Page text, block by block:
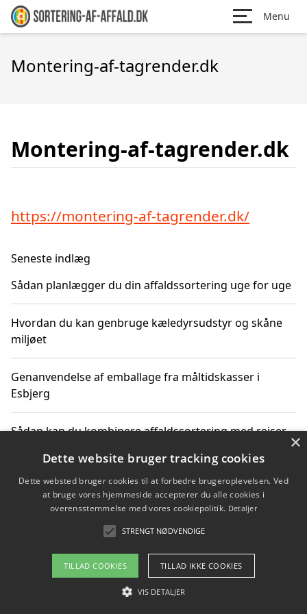
Menu
Montering-af-tagrender.dk
Montering-af-tagrender.dk
https://montering-af-tagrender.dk/
Seneste indlæg
Sådan planlægger du din affaldssortering uge for uge
Hvordan du kan genbruge kæledyrsudstyr og skåne
miljøet
Genanvendelse af emballage fra måltidskasser i
Esbjerg
Sådan kan du kombinere affaldssortering med rejser
Hvordan affaldssortering kan bidrage til co2 reduktion
Om / kontakt
Blog Betingelser
×
Dette website bruger tracking cookies
Dette websted bruger cookies til at forbedre brugeroplevelsen. Ved
at bruge vores hjemmeside accepterer du alle cookies i
overensstemmelse med vores cookiepolitik. Detaljer
STRENGT NØDVENDIGE
TILLAD COOKIES TILLAD IKKE COOKIES
VIS DETALJER